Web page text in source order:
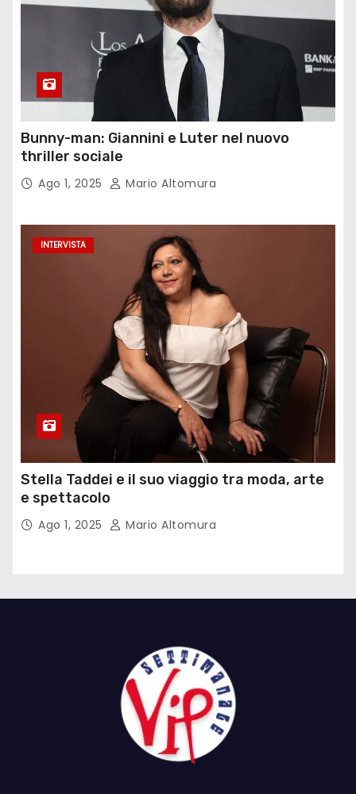
Bunny-man: Giannini e Luter nel nuovo
thriller sociale
Ago 1, 2025 Mario Altomura
INTERVISTA
Stella Taddei e il suo viaggio tra moda, arte
e spettacolo
Ago 1, 2025 Mario Altomura